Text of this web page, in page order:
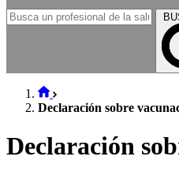
Declaración sobre
Declaración